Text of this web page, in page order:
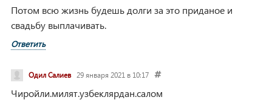
Потом всю жизнь будешь долги за это приданое и
свадьбу выплачивать.
Ответить
Одил Салиев 29 января 2021 в 10:17
Чиройли.милят.узбеклярдан.салом